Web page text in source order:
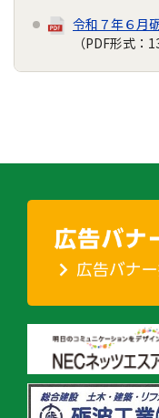
令和７年６月
（PDF形式：